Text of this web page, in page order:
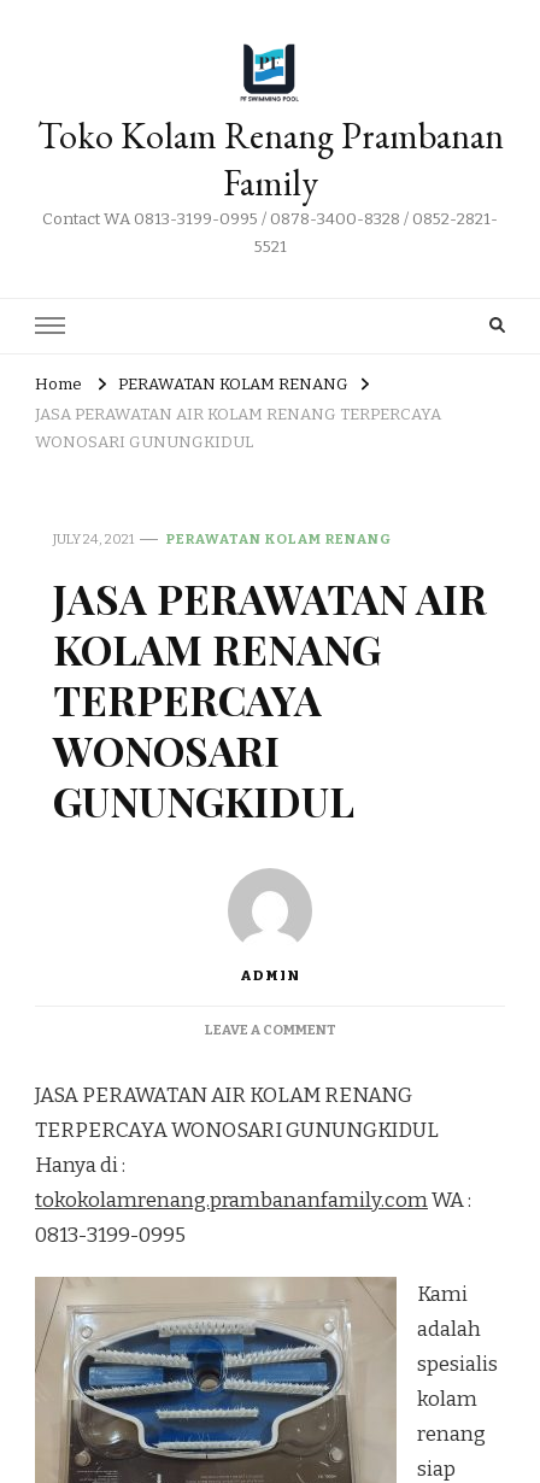
Toko Kolam Renang Prambanan
Family
Contact WA 0813-3199-0995 / 0878-3400-8328 / 0852-2821-
5521
Home
PERAWATAN KOLAM RENANG
JASA PERAWATAN AIR KOLAM RENANG TERPERCAYA
WONOSARI GUNUNGKIDUL
JULY 24, 2021 PERAWATAN KOLAM RENANG
JASA PERAWATAN AIR
KOLAM RENANG
TERPERCAYA
WONOSARI
GUNUNGKIDUL
ADMIN
LEAVE A COMMENTON
AIR
KOLAM
WONOSARI
GUNUNGKIDUL
JASA PERAWATAN AIR KOLAM RENANG
TERPERCAYA WONOSARI GUNUNGKIDUL
Hanya di :
tokokolamrenang.prambananfamily.comWA :
0813-3199-0995
Kami
adalah
spesialis
kolam
renang
siap